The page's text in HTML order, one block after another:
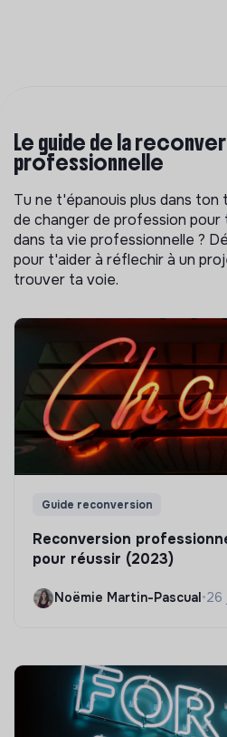
Le guide de la
professionnelle
Tu ne t'épanouis plus dans ton
de changer de profession pour
dans ta vie professionnelle ?
pour t'aider à réflechir à un
trouver ta voie.
Guide reconversion
Reconversion
pour réussir (2023)
Noëmie Martin-Pascual •26